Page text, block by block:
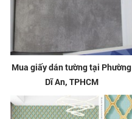
Mua giấy dán tường tại Phường
Dĩ An, TPHCM